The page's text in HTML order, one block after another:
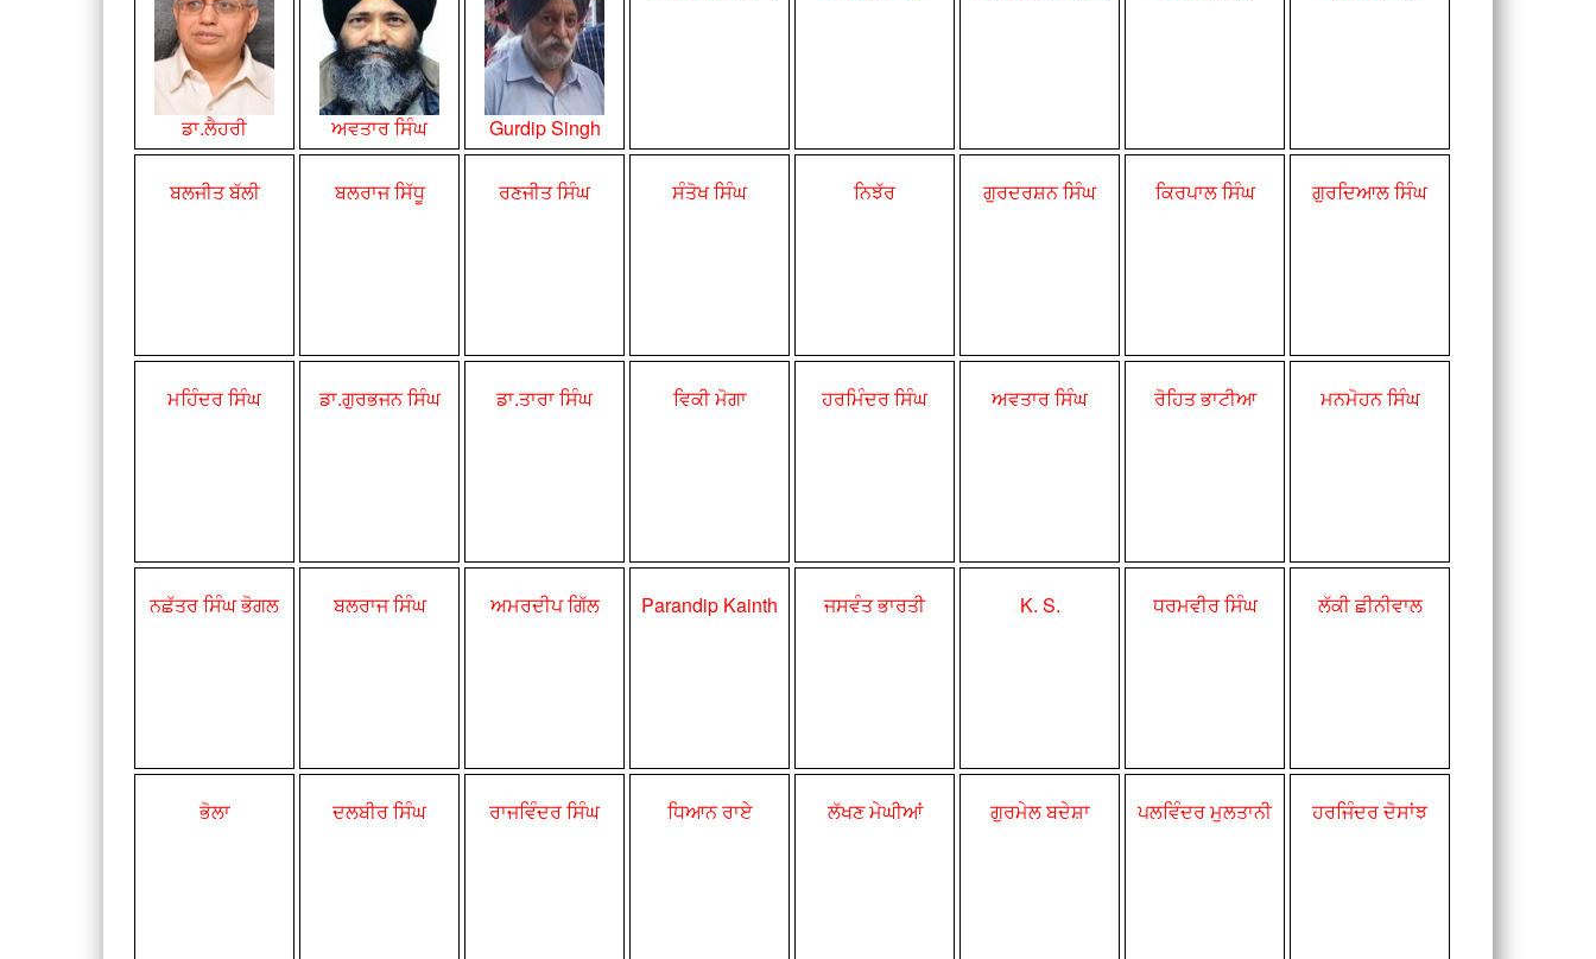
ਡਾ.ਲੈਹਰੀ ਅਵਤਾਰ ਸਿੰਘ Gurdip Singh
ਬਲਜੀਤ ਬੱਲੀ ਬਲਰਾਜ ਸਿੱਧੂ ਰਣਜੀਤ ਸਿੰਘ ਸੰਤੋਖ ਸਿੰਘ ਨਿਝੱਰ ਗੁਰਦਰਸ਼ਨਸਿੰਘ ਕਿਰਪਾਲ ਸਿੰਘ ਗੁਰਦਿਆਲਸਿੰਘ
ਮਹਿੰਦਰ ਸਿੰਘ ਡਾ.ਗੁਰਭਜਨਸਿੰਘ ਡਾ.ਤਾਰਾ ਸਿੰਘ ਵਿਕੀ ਮੋਗਾ ਹਰਮਿੰਦਰਸਿੰਘ ਅਵਤਾਰ ਸਿੰਘ ਰੋਹਿਤ ਭਾਟੀਆ ਮਨਮੋਹਨ ਸਿੰਘ
ਨਛੱਤਰ ਸਿੰਘ ਭੋਗਲ ਬਲਰਾਜ ਸਿੰਘ ਅਮਰਦੀਪ ਗਿੱਲ Parandip Kainth ਜਸਵੰਤ ਭਾਰਤੀ K. S. ਧਰਮਵੀਰ ਸਿੰਘ ਲੱਕੀ ਛੀਨੀਵਾਲ
ਭੋਲਾ ਦਲਬੀਰ ਸਿੰਘ ਰਾਜਵਿੰਦਰ ਸਿੰਘ ਧਿਆਨ ਰਾਏ ਲੱਖਣ ਮੇਘੀਆਂ ਗੁਰਮੇਲ ਬਦੇਸ਼ਾ ਪਲਵਿੰਦਰ ਮੁਲਤਾਨੀ ਹਰਜਿੰਦਰ ਦੋਸਾਂਝ